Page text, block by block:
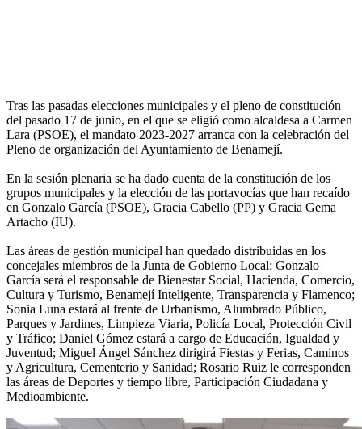
Tras las pasadas elecciones municipales y el pleno de constitución
del pasado 17 de junio, en el que se eligió como alcaldesa a Carmen
Lara (PSOE), el mandato 2023-2027 arranca con la celebración del
Pleno de organización del Ayuntamiento de Benamejí.
En la sesión plenaria se ha dado cuenta de la constitución de los
grupos municipales y la elección de las portavocías que han recaído
en Gonzalo García (PSOE), Gracia Cabello (PP) y Gracia Gema
Artacho (IU).
Las áreas de gestión municipal han quedado distribuidas en los
concejales miembros de la Junta de Gobierno Local: Gonzalo
García será el responsable de Bienestar Social, Hacienda, Comercio,
Cultura y Turismo, Benamejí Inteligente, Transparencia y Flamenco;
Sonia Luna estará al frente de Urbanismo, Alumbrado Público,
Parques y Jardines, Limpieza Viaria, Policía Local, Protección Civil
y Tráfico; Daniel Gómez estará a cargo de Educación, Igualdad y
Juventud; Miguel Ángel Sánchez dirigirá Fiestas y Ferias, Caminos
y Agricultura, Cementerio y Sanidad; Rosario Ruiz le corresponden
las áreas de Deportes y tiempo libre, Participación Ciudadana y
Medioambiente.